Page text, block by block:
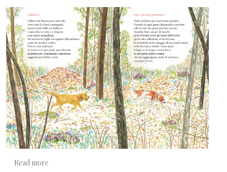
Read more